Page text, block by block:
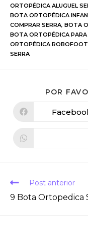
ORTOPÉDICA ALUGUEL
BOTA ORTOPÉDICA
COMPRAR SERRA, BOTA
BOTA ORTOPÉDICA PARA
ORTOPÉDICA
SERRA
POR
Post anterior
9 Bota Ortopedica